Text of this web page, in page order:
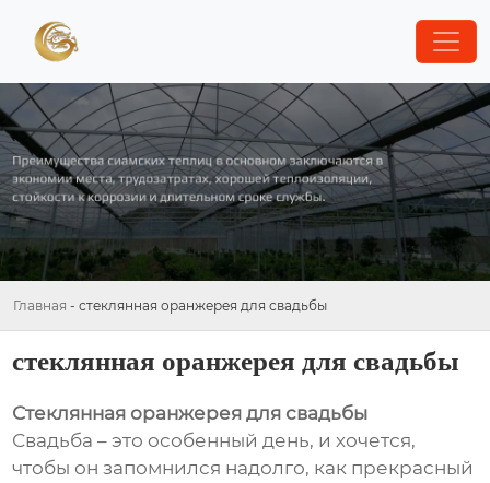
Главная - стеклянная оранжерея для свадьбы
стеклянная оранжерея для свадьбы
Стеклянная оранжерея для свадьбы
Свадьба – это особенный день, и хочется,
чтобы он запомнился надолго, как прекрасный